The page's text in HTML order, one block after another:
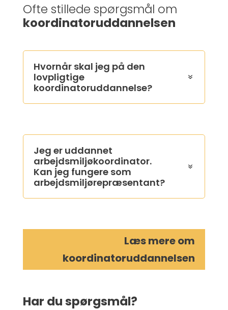
Ofte stillede spørgsmål om
koordinatoruddannelsen
Hvornår skal jeg på den
lovpligtige
koordinatoruddannelse?
Jeg er uddannet
arbejdsmiljøkoordinator.
Kan jeg fungere som
arbejdsmiljørepræsentant?
Læs mere om
koordinatoruddannelsen
Har du spørgsmål?